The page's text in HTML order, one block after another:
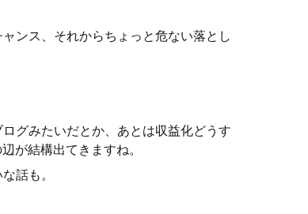
ンス、それからちょっと危ない落とし
グみたいだとか、あとは収益化どうす
が結構出てきますね。
話も。